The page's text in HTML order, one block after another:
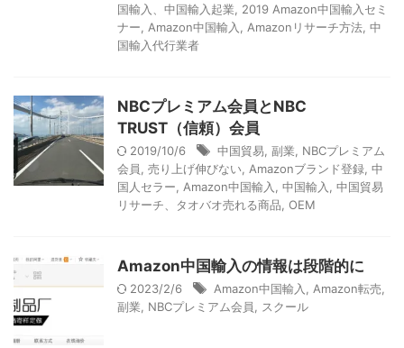
国輸入、中国輸入起業
2019 Amazon中国輸入セミ
ナー
Amazon中国輸入 Amazonリサーチ方法 中
国輸入代行業者
NBCプレミアム会員とNBC
TRUST（信頼）会員
2019/10/6 中国貿易 副業
NBCプレミアム
会員
売り上げ伸びない Amazonブランド登録 中
国人セラー
Amazon中国輸入 中国輸入
中国貿易
リサーチ、タオバオ売れる商品 OEM
Amazon中国輸入の情報は段階的に
2023/2/6 Amazon中国輸入 Amazon転売
副業
NBCプレミアム会員 スクール